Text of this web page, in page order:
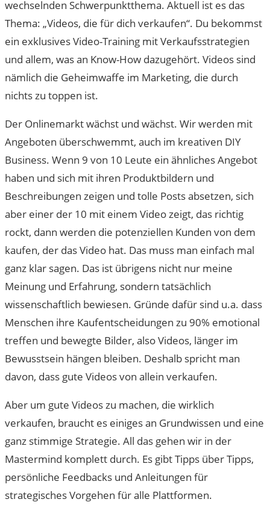
wechselnden Schwerpunktthema. Aktuell ist es das
Thema: „Videos, die für dich verkaufen“. Du bekommst
ein exklusives Video-Training mit Verkaufsstrategien
und allem, was an Know-How dazugehört. Videos sind
nämlich die Geheimwaffe im Marketing, die durch
nichts zu toppen ist.
Der Onlinemarkt wächst und wächst. Wir werden mit
Angeboten überschwemmt, auch im kreativen DIY
Business. Wenn 9 von 10 Leute ein ähnliches Angebot
haben und sich mit ihren Produktbildern und
Beschreibungen zeigen und tolle Posts absetzen, sich
aber einer der 10 mit einem Video zeigt, das richtig
rockt, dann werden die potenziellen Kunden von dem
kaufen, der das Video hat. Das muss man einfach mal
ganz klar sagen. Das ist übrigens nicht nur meine
Meinung und Erfahrung, sondern tatsächlich
wissenschaftlich bewiesen. Gründe dafür sind u.a. dass
Menschen ihre Kaufentscheidungen zu 90% emotional
treffen und bewegte Bilder, also Videos, länger im
Bewusstsein hängen bleiben. Deshalb spricht man
davon, dass gute Videos von allein verkaufen.
Aber um gute Videos zu machen, die wirklich
verkaufen, braucht es einiges an Grundwissen und eine
ganz stimmige Strategie. All das gehen wir in der
Mastermind komplett durch. Es gibt Tipps über Tipps,
persönliche Feedbacks und Anleitungen für
strategisches Vorgehen für alle Plattformen.